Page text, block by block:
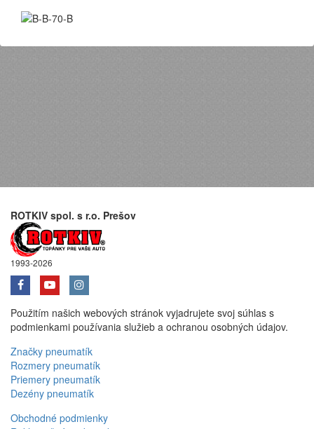
ROTKIV spol. s r.o. Prešov
1993-2026
Použitím našich webových stránok vyjadrujete svoj súhlas s
podmienkami používania služieb a ochranou osobných údajov.
Značky pneumatík
Rozmery pneumatík
Priemery pneumatík
Dezény pneumatík
Obchodné podmienky